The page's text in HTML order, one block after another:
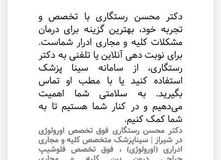
دکتر محسن رستگاری با تخصص و
تجربه خود، بهترین گزینه برای درمان
مشکلات کلیه و مجاری ادرار شماست.
برای نوبت دهی آنلاین یا تلفنی به دکتر
رستگاری، از سامانه سینا پزشک
استفاده کنید یا با مطب او تماس
بگیرید. به سلامتی شما اهمیت
می‌دهیم و در کنار شما هستیم تا به
شما کمک کنیم.
دکتر محسن رستگاری فوق تخصص اورولوژی
در شیراز | سیناپزشک متخصص کلیه و مجاری
ادراری (اورولوژی) ، فوق تخصص فلوشیپ